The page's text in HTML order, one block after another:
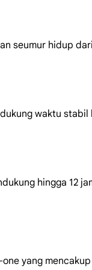
seumur hidup
waktu
hingga
yang